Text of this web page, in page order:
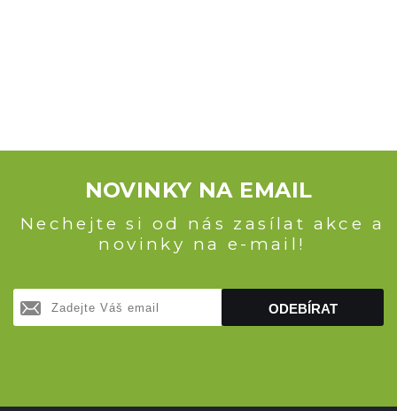
NOVINKY NA EMAIL
Nechejte si od nás zasílat akce a
novinky na e-mail!
ODEBÍRAT